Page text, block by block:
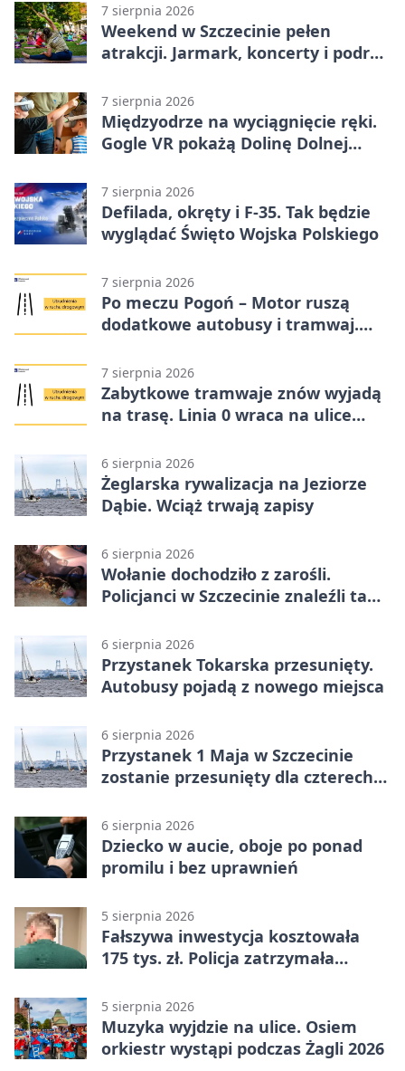
7 sierpnia 2026
Weekend w Szczecinie pełen
atrakcji. Jarmark, koncerty i podróż
7 sierpnia 2026
Międzyodrze na wyciągnięcie ręki.
Gogle VR pokażą Dolinę Dolnej
7 sierpnia 2026
Defilada, okręty i F-35. Tak będzie
wyglądać Święto Wojska Polskiego
7 sierpnia 2026
Po meczu Pogoń – Motor ruszą
dodatkowe autobusy i tramwaj.
7 sierpnia 2026
Zabytkowe tramwaje znów wyjadą
na trasę. Linia 0 wraca na ulice
6 sierpnia 2026
Żeglarska rywalizacja na Jeziorze
Dąbie. Wciąż trwają zapisy
6 sierpnia 2026
Wołanie dochodziło z zarośli.
Policjanci w Szczecinie znaleźli tam
6 sierpnia 2026
Przystanek Tokarska przesunięty.
Autobusy pojadą z nowego miejsca
6 sierpnia 2026
Przystanek 1 Maja w Szczecinie
zostanie przesunięty dla czterech
6 sierpnia 2026
Dziecko w aucie, oboje po ponad
promilu i bez uprawnień
5 sierpnia 2026
Fałszywa inwestycja kosztowała
175 tys. zł. Policja zatrzymała
5 sierpnia 2026
Muzyka wyjdzie na ulice. Osiem
orkiestr wystąpi podczas Żagli 2026